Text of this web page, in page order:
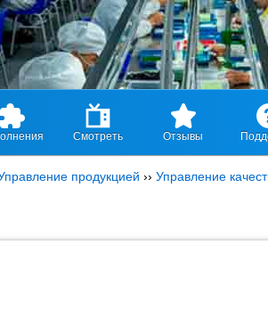
Смотреть Отзывы
продукцией ›› Управление